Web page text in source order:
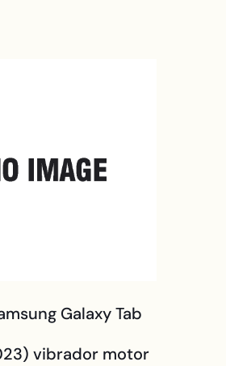
Galaxy Tab
vibrador motor